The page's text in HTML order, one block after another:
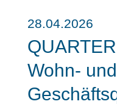
28.04.2026
Wohn- und